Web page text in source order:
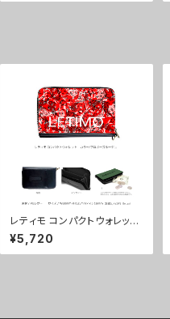
レティモ コンパクトウォレッ
ト カラー/プロポーズルージ
ュ ■配送まで3週間
¥5,720